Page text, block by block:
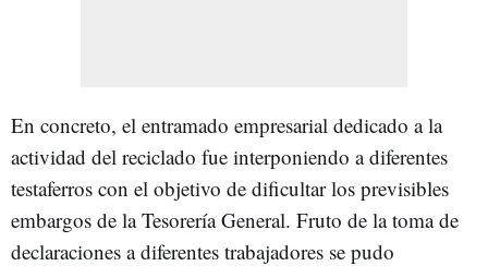
En concreto, el entramado empresarial dedicado a la
actividad del reciclado fue interponiendo a diferentes
testaferros con el objetivo de dificultar los previsibles
embargos de la Tesorería General. Fruto de la toma de
declaraciones a diferentes trabajadores se pudo